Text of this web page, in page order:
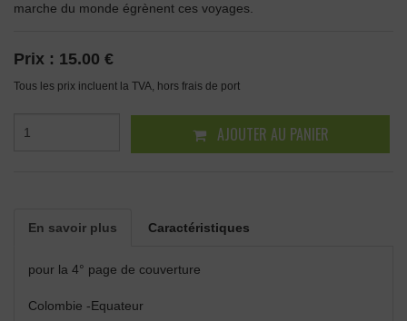
marche du monde égrènent ces voyages.
Prix : 15.00 €
Tous les prix incluent la TVA, hors frais de port
AJOUTER AU PANIER
En savoir plus Caractéristiques
pour la 4° page de couverture
Colombie -Equateur